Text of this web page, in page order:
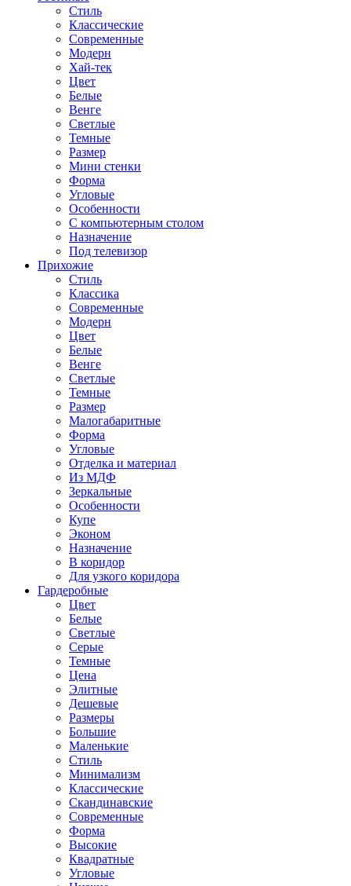
Стиль
Классические
Современные
Модерн
Хай-тек
Цвет
Белые
Венге
Светлые
Темные
Размер
Мини стенки
Форма
Угловые
Особенности
С компьютерным столом
Назначение
Под телевизор
Прихожие
Стиль
Классика
Современные
Модерн
Цвет
Белые
Венге
Светлые
Темные
Размер
Малогабаритные
Форма
Угловые
Отделка и материал
Из МДФ
Зеркальные
Особенности
Купе
Эконом
Назначение
В коридор
Для узкого коридора
Гардеробные
Цвет
Белые
Светлые
Серые
Темные
Цена
Элитные
Дешевые
Размеры
Большие
Маленькие
Стиль
Минимализм
Классические
Скандинавские
Современные
Форма
Высокие
Квадратные
Угловые